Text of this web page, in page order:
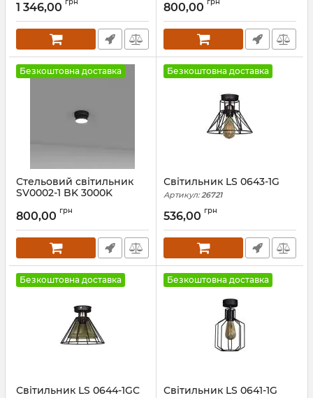
1 346,00 800,00
Безкоштовна доставка
Стельовий світильник
SV0002-1 BK 3000K
800,00 грн
Безкоштовна доставка
Світильник LS 0643-1G
Артикул:26721
536,00 грн
Безкоштовна доставка
Світильник LS 0644-1GC
Безкоштовна доставка
Світильник LS 0641-1G